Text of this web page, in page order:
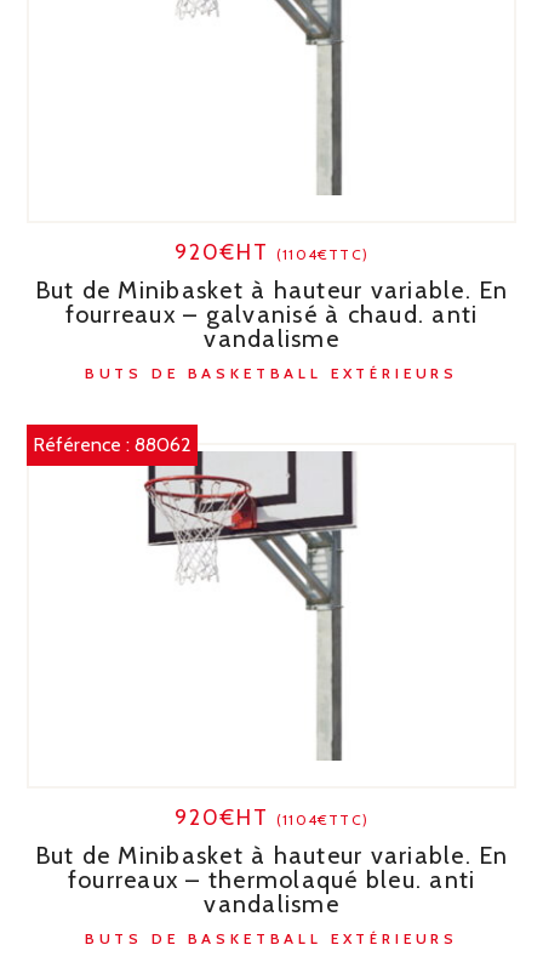
920€HT (1104€TTC)
But de Minibasket à hauteur variable. En
fourreaux – galvanisé à chaud. anti
vandalisme
BUTS DE BASKETBALL EXTÉRIEURS
Référence :88062
920€HT (1104€TTC)
But de Minibasket à hauteur variable. En
fourreaux – thermolaqué bleu. anti
vandalisme
BUTS DE BASKETBALL EXTÉRIEURS